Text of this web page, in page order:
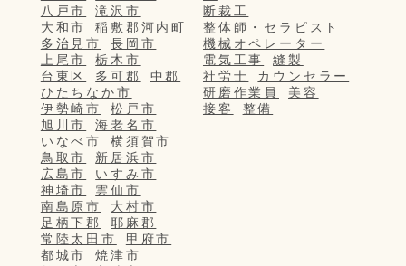
八戸市
滝沢市
大和市
稲敷郡河内町
多治見市
長岡市
上尾市
栃木市
台東区
多可郡
中郡
ひたちなか市
伊勢崎市
松戸市
旭川市
海老名市
いなべ市
横須賀市
鳥取市
新居浜市
広島市
いすみ市
神埼市
雲仙市
南島原市
大村市
足柄下郡
耶麻郡
常陸太田市
甲府市
都城市
焼津市
断裁工
整体師・セラピスト
機械オペレーター
電気工事
縫製
社労士
カウンセラー
研磨作業員
美容
接客
整備